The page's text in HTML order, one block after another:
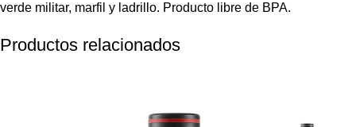
verde militar, marfil y ladrillo. Producto libre de BPA.
Productos relacionados